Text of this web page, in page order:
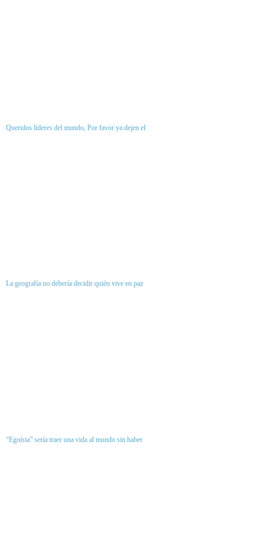
Queridos líderes del mundo, Por favor ya dejen el
La geografía no debería decidir quién vive en paz
“Egoísta” sería traer una vida al mundo sin haber